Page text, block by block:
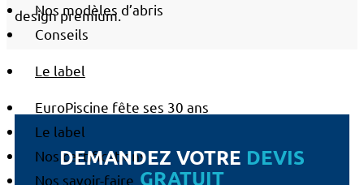
Nos modèles d’abris
Conseils
Le label
EuroPiscine fête ses 30 ans
Le label
Nos certifications
Nos savoir-faire
design premium.
DEMANDEZ VOTRE DEVIS
GRATUIT